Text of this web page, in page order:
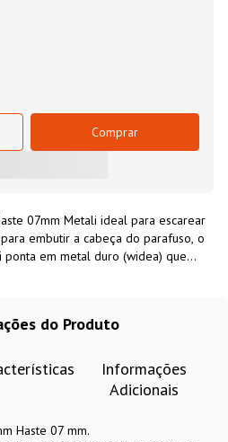
Comprar
07mm Metali ideal para escarear
embutir a cabeça do parafuso, o
em metal duro (widea) que
a ferramenta, ele acompanha
do Produto
Informações
Adicionais
Haste 07 mm.